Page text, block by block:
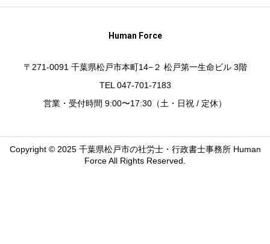
る！
の
Human Force
〒271-0091 千葉県松戸市本町14−２ 松戸第一生命ビル 3階
TEL 047-701-7183
営業・受付時間 9:00〜17:30（土・日祝 / 定休）
Copyright © 2025 千葉県松戸市の社労士・行政書士事務所 Human
Force All Rights Reserved.